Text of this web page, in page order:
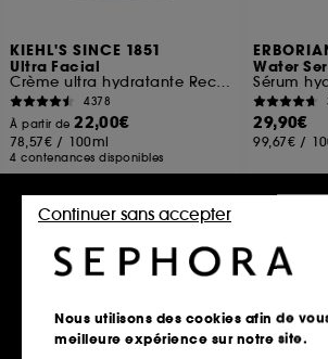
KIEHL'S SINCE 1851
Ultra Facial
Crème ultra hydratante Rechargeable à la texture légère
4378
À partir de22,00€
78,57€ / 100ml
4 contenances disponibles
Ajouter au panier
Water
Sérum
29,90€
99,67€ /
Nous utilisons des cookies afin de
meilleure expérience sur notre site.
Continuer sans accepter